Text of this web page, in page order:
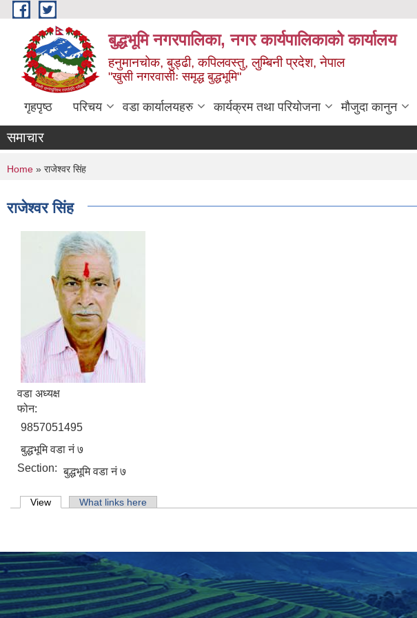
Skip to main content
बुद्धभूमि नगरपालिका, नगर कार्यपालिकाको कार्यालय
हनुमानचोक, बुड्ढी, कपिलवस्तु, लुम्बिनी प्रदेश, नेपाल
"खुसी नगरवासीः समृद्ध बुद्धभूमि"
गृहपृष्ठ परिचय वडा कार्यालयहरु कार्यक्रम तथा परियोजना मौजुदा कानुन
समाचार
You are here
Home » राजेश्वर सिंह
राजेश्वर सिंह
वडा अध्यक्ष
फोन:
9857051495
बुद्धभूमि वडा नं ७
Section: बुद्धभूमि वडा नं ७
Primary tabs
View (active tab)What links here